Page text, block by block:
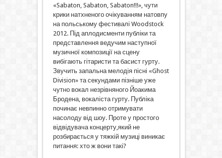
«Sabaton, Sabaton, Sabaton!!!», чути
крики натхненого очікуванням натовпу
на польському фестивалі Woodstock
2012. Під аплодисменти публіки та
представлення ведучим наступної
музичної композиції на сцену
вибігають гітаристи та басист гурту.
Звучить запальна мелодія пісні «Ghost
Division» та секундами пізніше уже
чутно вокал незрівняного Йоакима
Бродена, вокаліста гурту. Публіка
починає невпинно отримувати
насолоду від шоу. Проте у простого
відвідувача концерту,який не
розбирається у тяжкій музиці виникає
питання: хто ж вони такі?